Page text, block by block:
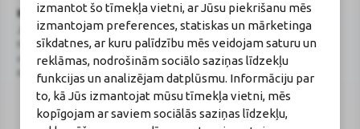
izmantot šo tīmekļa vietni, ar Jūsu piekrišanu mēs
izmantojam preferences, statiskas un mārketinga
sīkdatnes, ar kuru palīdzību mēs veidojam saturu un
reklāmas, nodrošinām sociālo saziņas līdzekļu
funkcijas un analizējam datplūsmu. Informāciju par
to, kā Jūs izmantojat mūsu tīmekļa vietni, mēs
kopīgojam ar saviem sociālās saziņas līdzekļu,
BENU Aptieka Latvija, SIA
Juridiskā adrese / Faktiskā adrese:
Noliktavu iela 5, Dreiliņi, Stopiņu
novads, LV-2130
Reģistrācijas Nr.: 40003252167
Licence
Licences numurs: A00010
E-aptiekas kontakti
Aptiekas vadītāja:
Sertificēta farmaceite: Jeļena
Gončarova
Reģistrācijas Nr.: F-0834
Sertifikāta Nr.: 215.2025